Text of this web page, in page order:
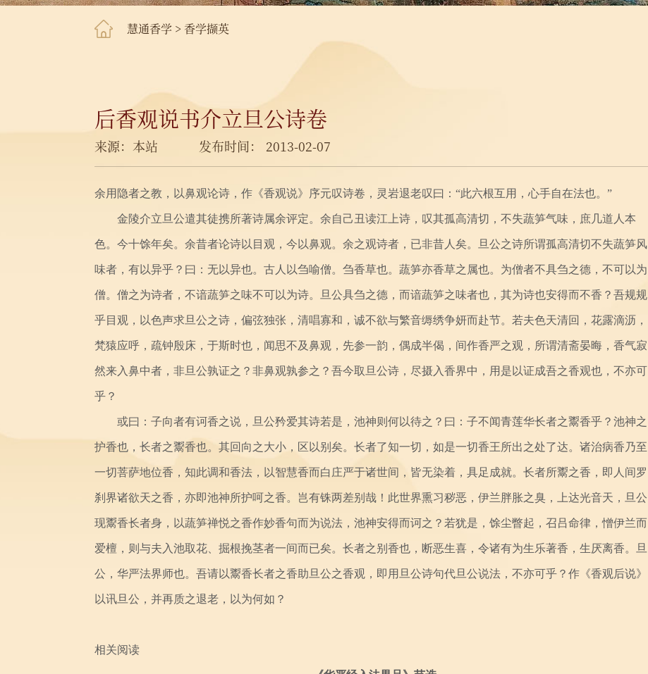
慧通香学 > 香学撷英
后香观说书介立旦公诗卷
来源：本站 发布时间： 2013-02-07
余用隐者之教，以鼻观论诗，作《香观说》序元叹诗卷，灵岩退老叹曰：“此六根互用，心手自在法也。”
金陵介立旦公遣其徒携所著诗属余评定。余自己丑读江上诗，叹其孤高清切，不失蔬笋气味，庶几道人本
色。今十馀年矣。余昔者论诗以目观，今以鼻观。余之观诗者，已非昔人矣。旦公之诗所谓孤高清切不失蔬笋风
味者，有以异乎？曰：无以异也。古人以刍喻僧。刍香草也。蔬笋亦香草之属也。为僧者不具刍之德，不可以为
僧。僧之为诗者，不谙蔬笋之味不可以为诗。旦公具刍之德，而谙蔬笋之味者也，其为诗也安得而不香？吾规规
乎目观，以色声求旦公之诗，偏弦独张，清唱寡和，诚不欲与繁音缛绣争妍而赴节。若夫色天清回，花露滴沥，
梵猿应呼，疏钟殷床，于斯时也，闻思不及鼻观，先参一韵，偶成半偈，间作香严之观，所谓清斋晏晦，香气寂
然来入鼻中者，非旦公孰证之？非鼻观孰参之？吾今取旦公诗，尽摄入香界中，用是以证成吾之香观也，不亦可
乎？
或曰：子向者有诃香之说，旦公矜爱其诗若是，池神则何以待之？曰：子不闻青莲华长者之鬻香乎？池神之
护香也，长者之鬻香也。其回向之大小，区以别矣。长者了知一切，如是一切香王所出之处了达。诸治病香乃至
一切菩萨地位香，知此调和香法，以智慧香而白庄严于诸世间，皆无染着，具足成就。长者所鬻之香，即人间罗
刹界诸欲天之香，亦即池神所护呵之香。岂有铢两差别哉！此世界熏习秽恶，伊兰胖胀之臭，上达光音天，旦公
现鬻香长者身，以蔬笋禅悦之香作妙香句而为说法，池神安得而诃之？若犹是，馀尘瞥起，召吕命律，憎伊兰而
爱檀，则与夫入池取花、掘根挽茎者一间而已矣。长者之别香也，断恶生喜，令诸有为生乐著香，生厌离香。旦
公，华严法界师也。吾请以鬻香长者之香助旦公之香观，即用旦公诗句代旦公说法，不亦可乎？作《香观后说》
以讯旦公，并再质之退老，以为何如？
相关阅读